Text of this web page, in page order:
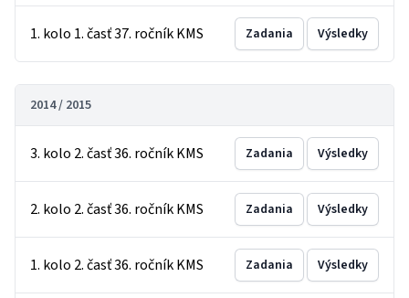
1. kolo 1. časť 37. ročník KMS Zadania Výsledky
2014 / 2015
3. kolo 2. časť 36. ročník KMS Zadania Výsledky
2. kolo 2. časť 36. ročník KMS Zadania Výsledky
1. kolo 2. časť 36. ročník KMS Zadania Výsledky